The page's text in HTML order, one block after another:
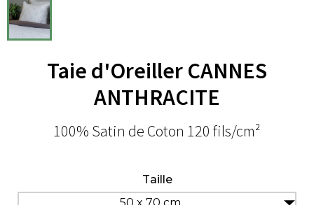
Taie d'Oreiller CANNES
ANTHRACITE
100% Satin de Coton 120 fils/cm²
Taille